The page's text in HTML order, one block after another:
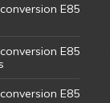
E85
E85
E85